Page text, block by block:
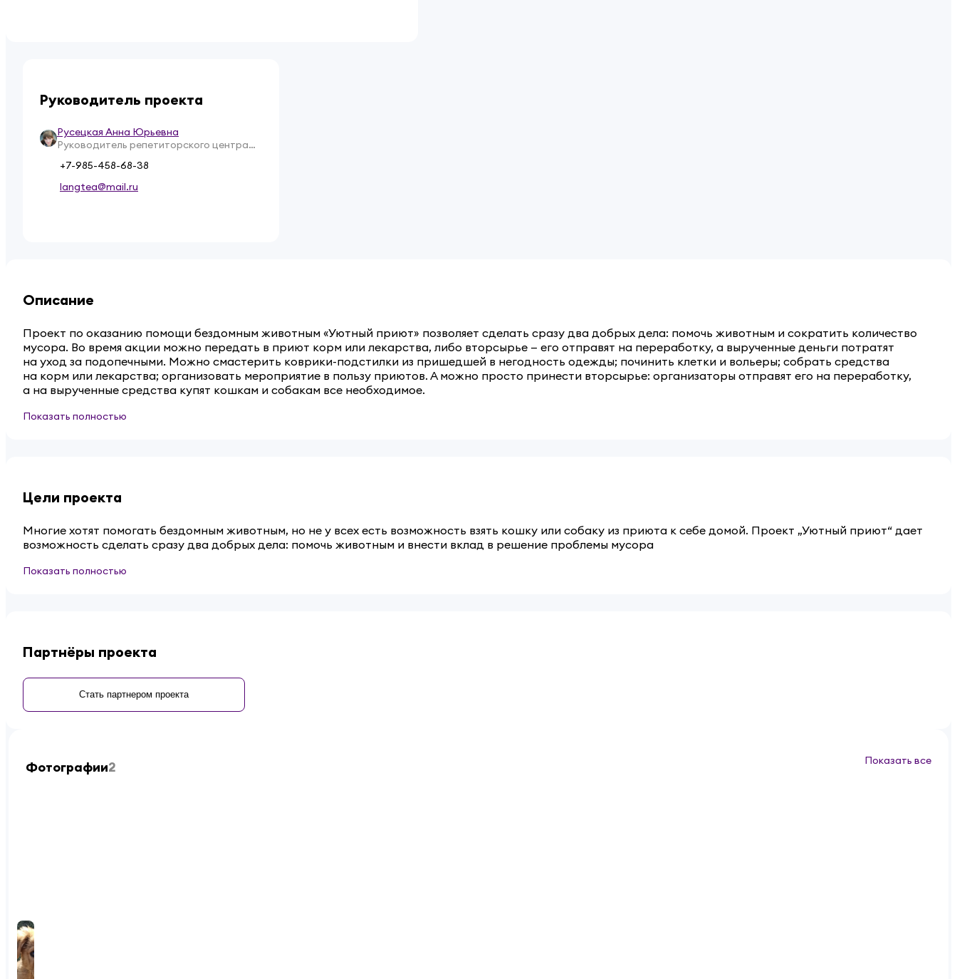
Руководитель проекта
Русецкая Анна Юрьевна
Руководитель репетиторского центра
+7-985-458-68-38
langtea@mail.ru
Описание
Проект по оказанию помощи бездомным животным «Уютный приют» позволяет сделать сразу два добрых дела: помочь животным и сократить количество
мусора. Во время акции можно передать в приют корм или лекарства, либо вторсырье — его отправят на переработку, а вырученные деньги потратят
на уход за подопечными. Можно смастерить коврики-подстилки из пришедшей в негодность одежды; починить клетки и вольеры; собрать средства
на корм или лекарства; организовать мероприятие в пользу приютов. А можно просто принести вторсырье: организаторы отправят его на переработку,
а на вырученные средства купят кошкам и собакам все необходимое.
Показать полностью
Цели проекта
Многие хотят помогать бездомным животным, но не у всех есть возможность взять кошку или собаку из приюта к себе домой. Проект „Уютный приют“ дает
возможность сделать сразу два добрых дела: помочь животным и внести вклад в решение проблемы мусора
Показать полностью
Партнёры проекта
Стать партнером проекта
Фотографии2 Показать все